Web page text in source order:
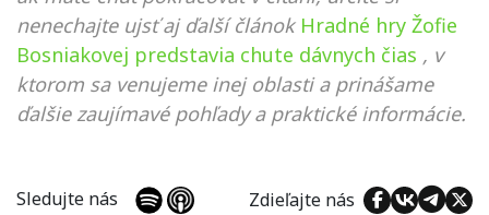
nenechajte ujsť aj ďalší článok Hradné hry Žofie
Bosniakovej predstavia chute dávnych čias , v
ktorom sa venujeme inej oblasti a prinášame
ďalšie zaujímavé pohľady a praktické informácie.
Sledujte nás Zdieľajte nás